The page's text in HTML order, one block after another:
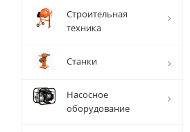
Строительная
техника
Станки
Насосное
оборудование